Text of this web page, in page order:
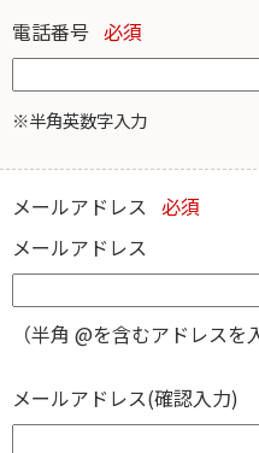
電話番号 必須
※半角英数字入力
メールアドレス 必須
メールアドレス
（半角 @を含むアドレスを
メールアドレス(確認入力)